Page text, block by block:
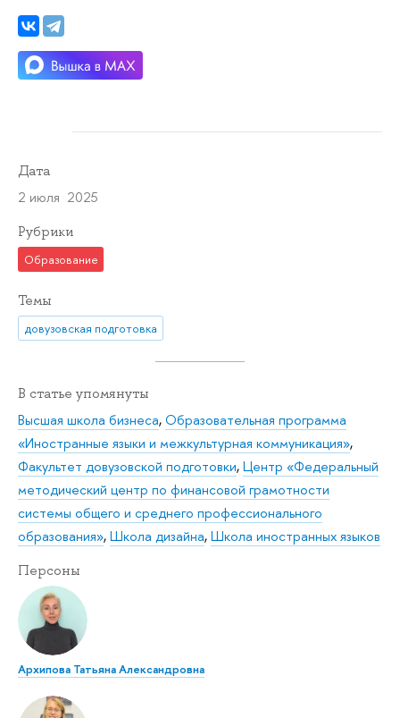
Дата
2 июля 2025
Рубрики
Образование
Темы
довузовская подготовка
В статье упомянуты
Высшая школа бизнеса,Образовательная программа
«Иностранные языки и межкультурная коммуникация»,
Факультет довузовской подготовки,Центр «Федеральный
методический центр по финансовой грамотности
системы общего и среднего профессионального
образования»,Школа дизайна,Школа иностранных языков
Персоны
Архипова Татьяна Александровна